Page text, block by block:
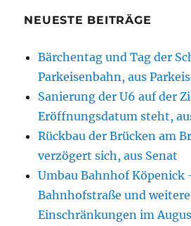
NEUESTE BEITRÄGE
Bärchentag und Tag der
Parkeisenbahn, aus
Sanierung der U6 auf der
Eröffnungsdatum steht,
Rückbau der Brücken am
verzögert sich, aus Senat
Umbau Bahnhof Köpenick
Bahnhofstraße und weitere
Einschränkungen im